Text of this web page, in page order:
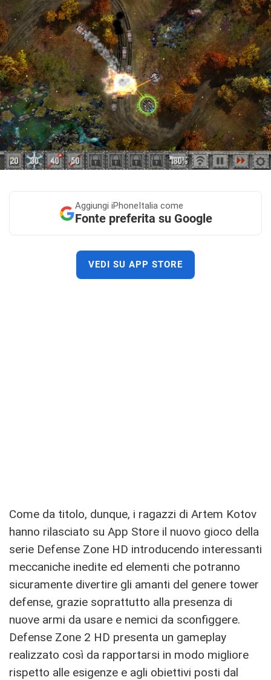
Aggiungi iPhoneItalia come
Fonte preferita su Google
VEDI SU APP STORE
Come da titolo, dunque, i ragazzi di Artem Kotov
hanno rilasciato su App Store il nuovo gioco della
serie Defense Zone HD introducendo interessanti
meccaniche inedite ed elementi che potranno
sicuramente divertire gli amanti del genere tower
defense, grazie soprattutto alla presenza di
nuove armi da usare e nemici da sconfiggere.
Defense Zone 2 HD presenta un gameplay
realizzato così da rapportarsi in modo migliore
rispetto alle esigenze e agli obiettivi posti dal